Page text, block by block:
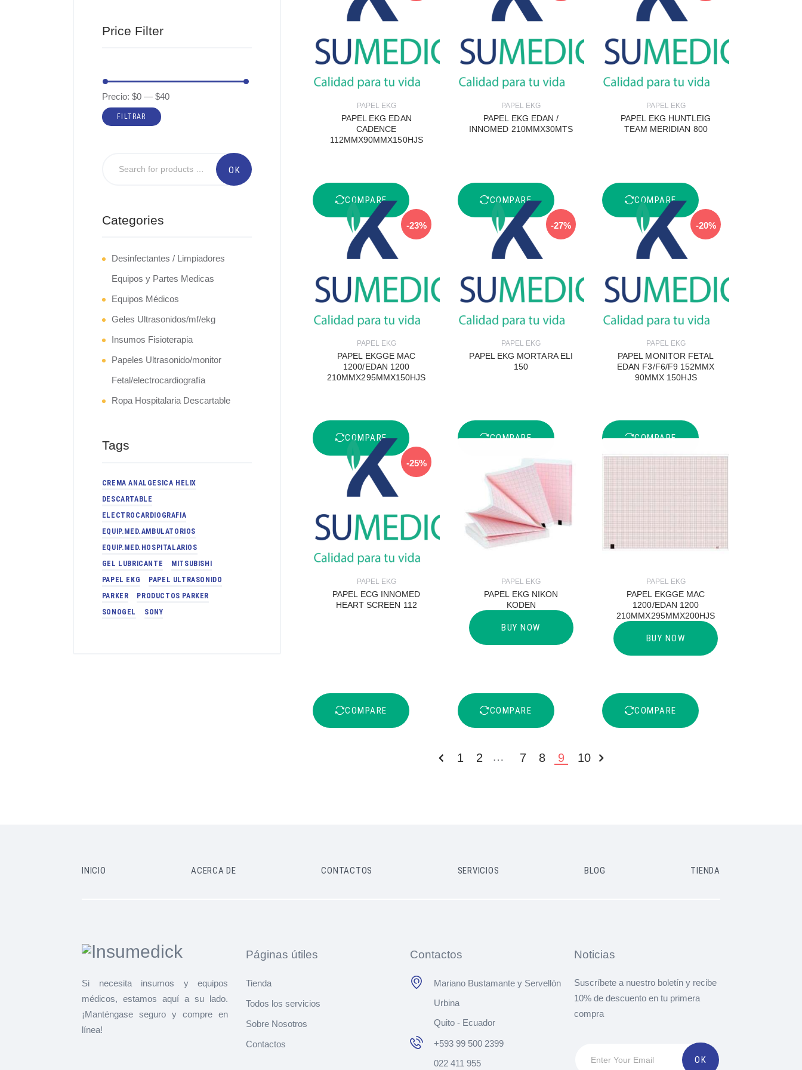
PAPEL EKG
PAPEL EKG EDAN
CADENCE
112MMX90MMX150HJS
COMPARE
PAPEL EKG
PAPEL EKG EDAN /
INNOMED 210MMX30MTS
COMPARE
PAPEL EKG
PAPEL EKG HUNTLEIG
TEAM MERIDIAN 800
COMPARE
-23%
PAPEL EKG
PAPEL EKGGE MAC
1200/EDAN 1200
210MMX295MMX150HJS
COMPARE
-27%
PAPEL EKG
PAPEL EKG MORTARA ELI
150
COMPARE
-20%
PAPEL EKG
PAPEL MONITOR FETAL
EDAN F3/F6/F9 152MMX
90MMX 150HJS
COMPARE
-25%
PAPEL EKG
PAPEL ECG INNOMED
HEART SCREEN 112
COMPARE
PAPEL EKG
PAPEL EKG NIKON
KODEN
BUY NOW
COMPARE
PAPEL EKG
PAPEL EKGGE MAC
1200/EDAN 1200
210MMX295MMX200HJS
BUY NOW
COMPARE
1 2 … 7 8 9 10
SIGUIENTE »
Price Filter
FILTRAR
Precio: $0— $40
Categories
Desinfectantes / Limpiadores
Equipos y Partes Medicas
Equipos Médicos
Geles Ultrasonidos/mf/ekg
Insumos Fisioterapia
Papeles Ultrasonido/monitor
Fetal/electrocardiografía
Ropa Hospitalaria Descartable
Tags
CREMA ANALGESICA HELIX
DESCARTABLE
ELECTROCARDIOGRAFIA
EQUIP.MED.AMBULATORIOS
EQUIP.MED.HOSPITALARIOS
GEL LUBRICANTE
MITSUBISHI
PAPEL EKG
PAPEL ULTRASONIDO
PARKER
PRODUCTOS PARKER
SONOGEL
SONY
INICIO ACERCA DE CONTACTOS SERVICIOS BLOG TIENDA
Si necesita insumos y equipos
médicos, estamos aquí a su lado.
¡Manténgase seguro y compre en
línea!
Páginas útiles
Tienda
Todos los servicios
Sobre Nosotros
Contactos
Contactos
Mariano Bustamante y Servellón
Urbina
Quito - Ecuador
+593 99 500 2399
022 411 955
Noticias
Suscríbete a nuestro boletín y recibe
10% de descuento en tu primera
compra